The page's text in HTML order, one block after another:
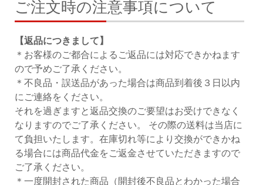
ご注文時の注意事項について
【返品につきまして】
＊お客様のご都合によるご返品には対応できかねます
ので予めご了承ください。
＊不良品・誤送品があった場合は商品到着後３日以内
にご連絡をください。
それを過ぎますと返品交換のご要望はお受けできなく
なりますのでご了承ください。 その際の送料は当店に
て負担いたします。在庫切れ等により交換ができかね
る場合には商品代金をご返金させていただきますので
ご了承ください。
＊一度開封された商品（開封後不良品とわかった場合